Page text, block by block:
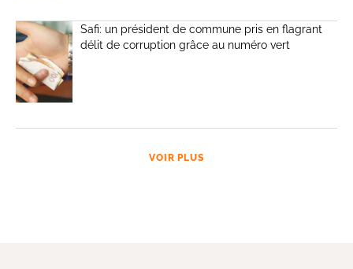
Safi: un président de commune pris en flagrant
délit de corruption grâce au numéro vert
VOIR PLUS